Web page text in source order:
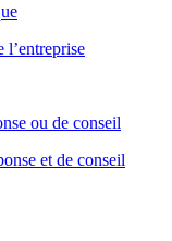
l’entreprise
ou de conseil
et de conseil